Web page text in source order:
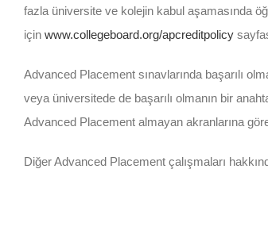
fazla üniversite ve kolejin kabul aşamasında
için www.collegeboard.org/apcreditpolicy
Advanced Placement sınavlarında başarılı
veya üniversitede de başarılı olmanın bir
Advanced Placement almayan akranlarına
Diğer Advanced Placement çalışmaları